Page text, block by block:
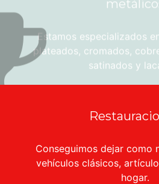
Estamos especializados
plateados, cromados,
satinados y
Conseguimos dejar como
vehículos clásicos,
hogar.